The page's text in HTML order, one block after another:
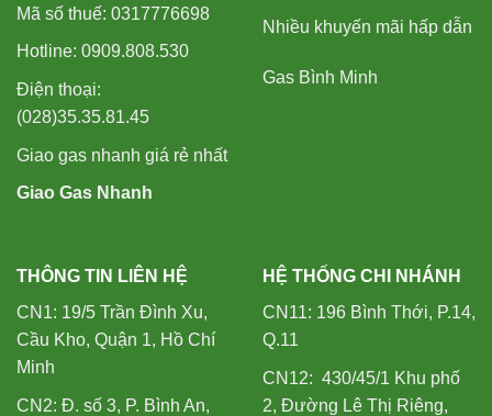
Mã số thuế: 0317776698
Hotline: 0909.808.530
Điện thoại:
(028)35.35.81.45
Giao gas nhanh giá rẻ nhất
Giao Gas Nhanh
Nhiều khuyến mãi hấp dẫn
Gas Bình Minh
THÔNG TIN LIÊN HỆ
CN1: 19/5 Trần Đình Xu,
Cầu Kho, Quận 1, Hồ Chí
Minh
CN2: Đ. số 3, P. Bình An,
HỆ THỐNG CHI NHÁNH
CN11: 196 Bình Thới, P.14,
Q.11
CN12: 430/45/1 Khu phố
2, Đường Lê Thị Riêng,